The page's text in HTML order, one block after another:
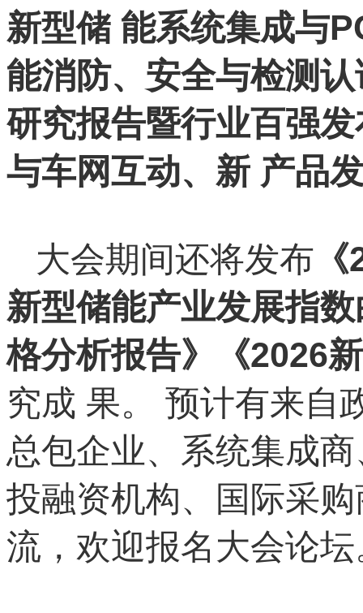
新型储 能系统集成与
能消防、安全与检测
研究报告暨行业百强
与车网互动、新 产品
大会期间还将发布
新型储能产业发展指
格分析报告》《2026
究成 果。 预计有来自
总包企业、系统集成
投融资机构、国际采
流，欢迎报名大会论坛